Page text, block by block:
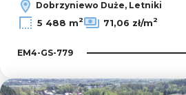
Dobrzyniewo Duże, Letniki
5 488 m2 71,06 zł/m2
EM4-GS-779